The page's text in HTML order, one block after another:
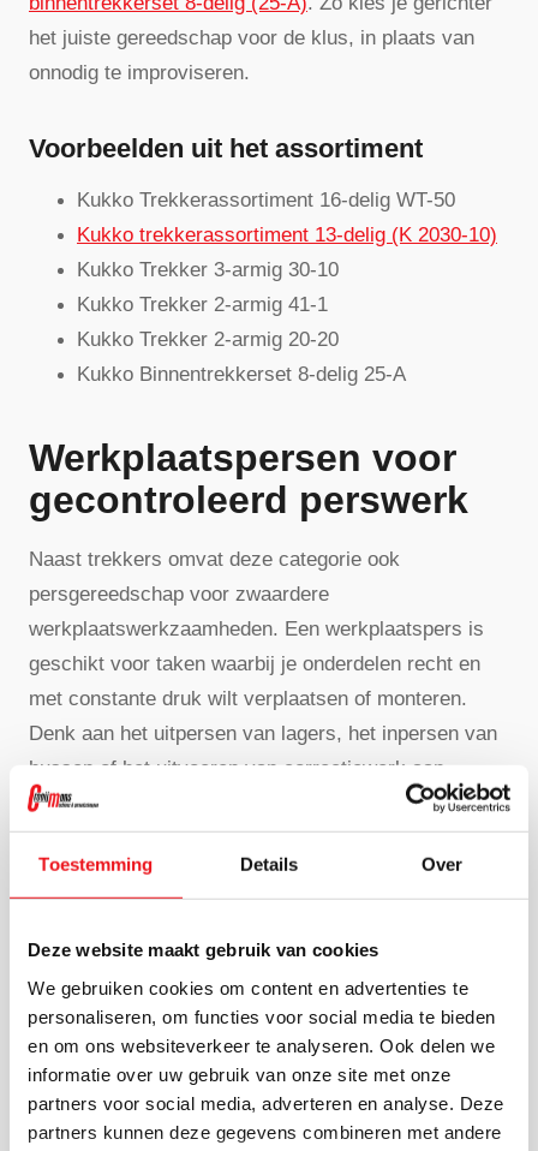
Toestemming Details Over
Deze website maakt gebruik van cookies
We gebruiken cookies om content en advertenties te
personaliseren, om functies voor social media te bieden
en om ons websiteverkeer te analyseren. Ook delen we
informatie over uw gebruik van onze site met onze
partners voor social media, adverteren en analyse. Deze
partners kunnen deze gegevens combineren met andere
het juiste gereedschap voor de klus, in plaats van
onnodig te improviseren.
Voorbeelden uit het assortiment
Kukko Trekkerassortiment 16-delig WT-50
Kukko trekkerassortiment 13-delig (K 2030-10)
Kukko Trekker 3-armig 30-10
Kukko Trekker 2-armig 41-1
Kukko Trekker 2-armig 20-20
Kukko Binnentrekkerset 8-delig 25-A
Werkplaatspersen voor
gecontroleerd perswerk
Naast trekkers omvat deze categorie ook
persgereedschap voor zwaardere
werkplaatswerkzaamheden. Een werkplaatspers is
geschikt voor taken waarbij je onderdelen recht en
met constante druk wilt verplaatsen of monteren.
Denk aan het uitpersen van lagers, het inpersen van
bussen of het uitvoeren van correctiewerk aan
onderdelen. Bekijk het overzicht met
werkplaatspersen en hydraulische persenvoor alle
opties.
hydraulische werkplaatspersen van onder meer
Compac en RHTC. Een praktische keuze is de
Compac werkplaatspers 20 ton
montage- en demontagewerk. Voor zwaardere
toepassingen is deRHTC Profi Press hydro-
elektrische werkplaatspers 100 toneen krachtige